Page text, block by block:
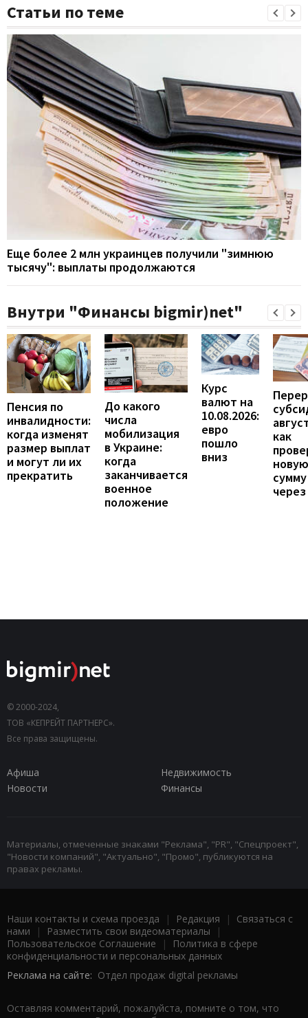
Статьи по теме
Еще более 2 млн украинцев получили "зимнюю
тысячу": выплаты продолжаются
Внутри "Финансы bigmir)net"
Пенсия по
инвалидности:
когда изменят
размер выплат
и могут ли их
прекратить
До какого
числа
мобилизация
в Украине:
когда
заканчивается
военное
положение
Курс
валют на
10.08.2026:
евро
пошло
вниз
как
новую
сумму
© 2000-2024,
ТОВ «КЕПРЕЙТ ПАРТНЕРС».
Все права защищены.
Афиша
Недвижимость
Новости
Финансы
Материалы, отмеченные знаками "Реклама", "PR", "Спецпроект",
"Новости компаний", "Актуально", "Промо", публикуются на
правах рекламы.
Наши контакты и схема проезда | Редакция | Связаться с
нами | Разместить свои видеоматериалы |
Пользовательское Соглашение |
Политика в сфере
конфиденциальности и персональных данных
Реклама на сайте: Отдел продаж digital рекламы
Оставляя комментарий, пожалуйста, помните о том, что